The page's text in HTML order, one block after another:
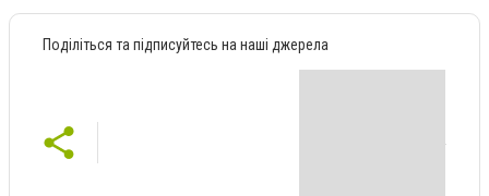
Поділіться та підписуйтесь на наші джерела